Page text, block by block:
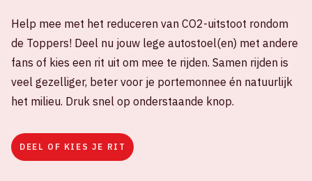
Help mee met het reduceren van CO2-uitstoot rondom
de Toppers! Deel nu jouw lege autostoel(en) met andere
fans of kies een rit uit om mee te rijden. Samen rijden is
veel gezelliger, beter voor je portemonnee én natuurlijk
het milieu. Druk snel op onderstaande knop.
DEEL OF KIES JE RIT